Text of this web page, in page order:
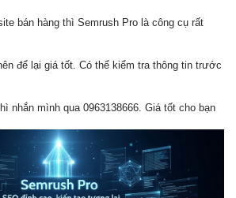
bán hàng thì Semrush Pro là công cụ rất
để lại giá tốt. Có thể kiểm tra thông tin trước
nhắn mình qua 0963138666. Giá tốt cho bạn